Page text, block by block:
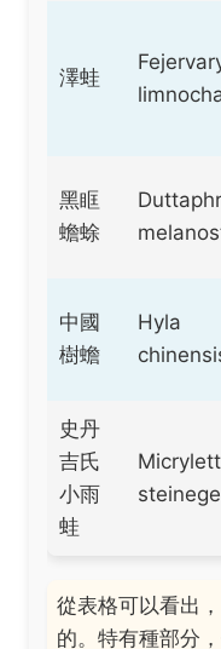
澤蛙
黑眶
蟾蜍
中國
樹蟾
Hyla
史丹
吉氏
小雨
蛙
從表格可以看出
的。特有種部分